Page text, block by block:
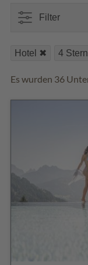
Filter
Hotel 4
Es wurden 36